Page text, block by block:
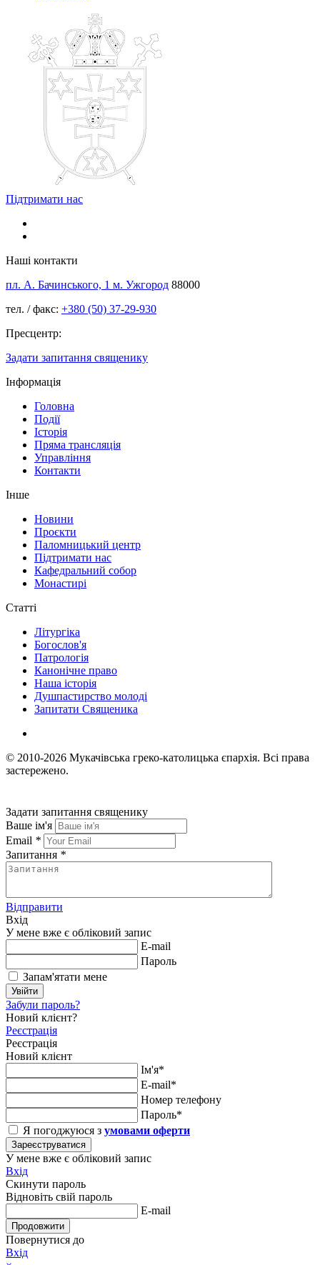
Підтримати нас
Наші контакти
пл. А. Бачинського, 1 м. Ужгород 88000
тел. / факс: +380 (50) 37-29-930
Пресцентр:
Задати запитання священику
Інформація
Головна
Події
Історія
Пряма трансляція
Управління
Контакти
Інше
Новини
Проєкти
Паломницький центр
Підтримати нас
Кафедральний собор
Монастирі
Статті
Літургіка
Богослов'я
Патрологія
Канонічне право
Наша історія
Душпастирство молоді
Запитати Священика
© 2010-2026 Мукачівська греко-католицька єпархія. Всі права
застережено.
Задати запитання священику
Ваше ім'я
Email *
Запитання *
Відправити
Вхід
У мене вже є обліковий запис
E-mail
Пароль
Запам'ятати мене
Увійти
Забули пароль?
Новий клієнт?
Реєстрація
Реєстрація
Новий клієнт
Ім'я*
E-mail*
Номер телефону
Пароль*
Я погоджуюся з умовами оферти
Зареєструватися
У мене вже є обліковий запис
Вхід
Скинути пароль
Відновіть свій пароль
E-mail
Продовжити
Повернутися до
Вхід